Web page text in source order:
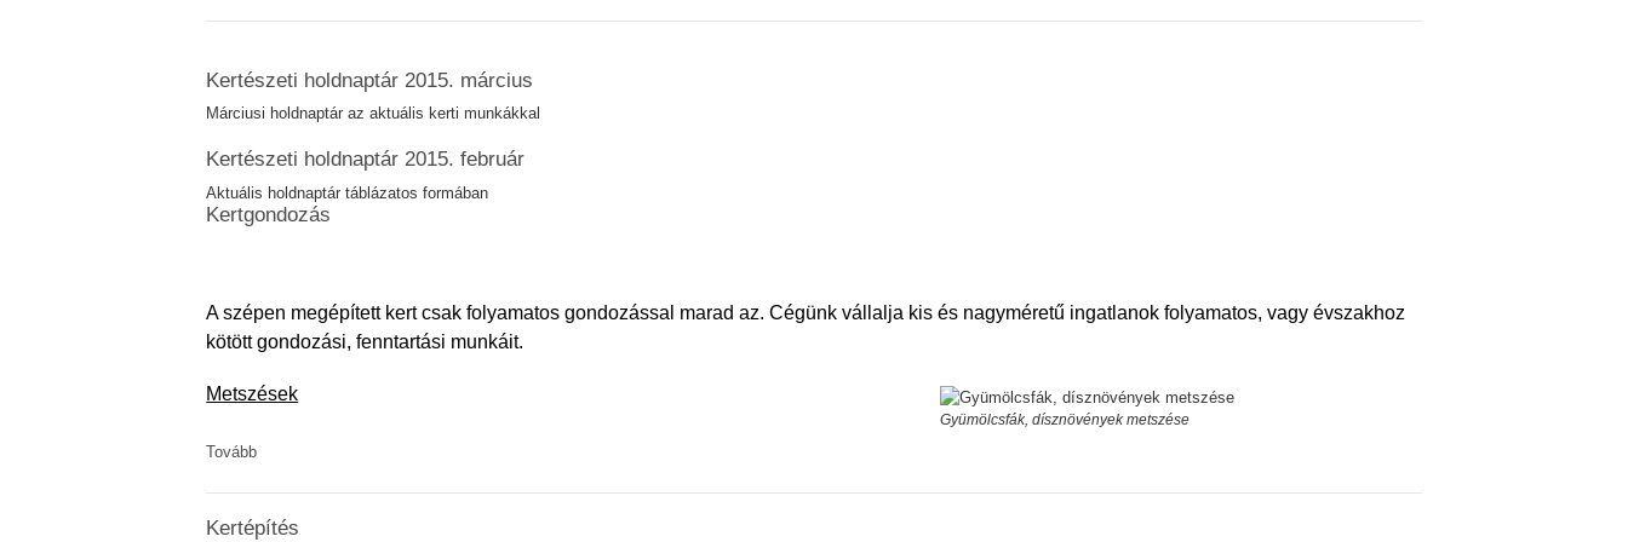
Kertészeti holdnaptár 2015. március
Márciusi holdnaptár az aktuális kerti munkákkal
Kertészeti holdnaptár 2015. február
Aktuális holdnaptár táblázatos formában
Kertgondozás
A szépen megépített kert csak folyamatos gondozással marad az. Cégünk vállalja kis és nagyméretű ingatlanok folyamatos, vagy évszakhoz
kötött gondozási, fenntartási munkáit.
Metszések
Gyümölcsfák, dísznövények metszése
Tovább
Kertépítés